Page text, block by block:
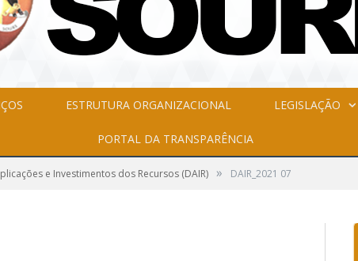
ESTRUTURA ORGANIZACIONAL LEGISLAÇÃO
PORTAL DA TRANSPARÊNCIA
e Investimentos dos Recursos (DAIR) » DAIR_2021 07